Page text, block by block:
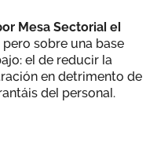
Mesa Sectorial el
sobre una base
el de reducir la
en detrimento de
del personal.